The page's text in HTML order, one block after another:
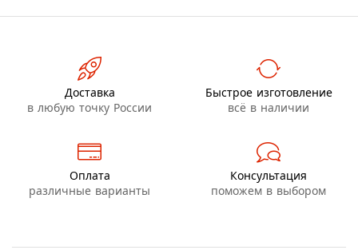
Доставка
в любую точку России
Быстрое изготовление
всё в наличии
Оплата
различные варианты
Консультация
поможем в выбором